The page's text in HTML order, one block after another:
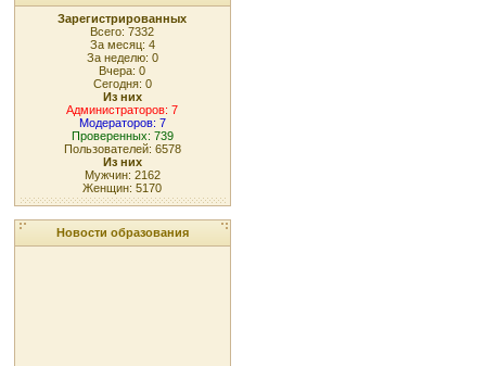
Зарегистрированных
Всего: 7332
За месяц: 4
За неделю: 0
Вчера: 0
Сегодня: 0
Из них
Администраторов: 7
Модераторов: 7
Проверенных: 739
Пользователей: 6578
Из них
Мужчин: 2162
Женщин: 5170
Новости образования